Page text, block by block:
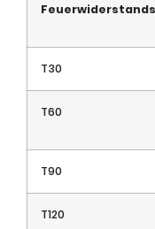
T30
T60
T90
T120